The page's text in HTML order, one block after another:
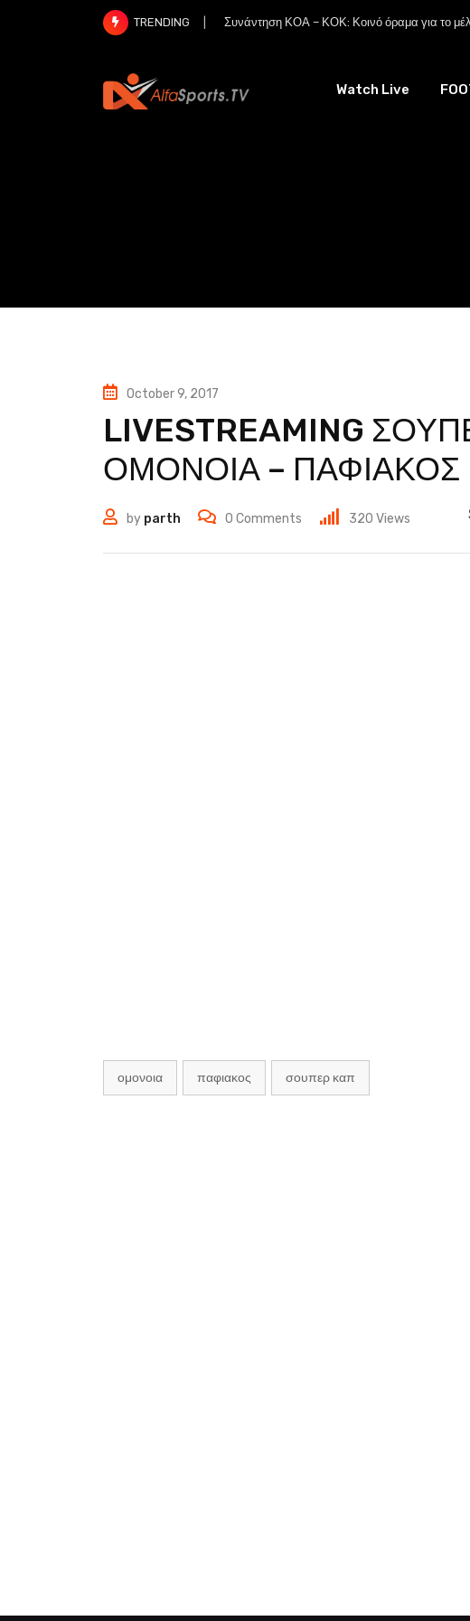
TRENDING Συνάντηση ΚΟΑ – ΚΟΚ: Κοινό όραμα για το
Watch Live
October 9, 2017
LIVESTREAMING
ΟΜΟΝΟΙΑ – ΠΑΦΙΑΚΟΣ
by parth 0 Comments 320 Views
ομονοια παφιακος σουπερ καπ